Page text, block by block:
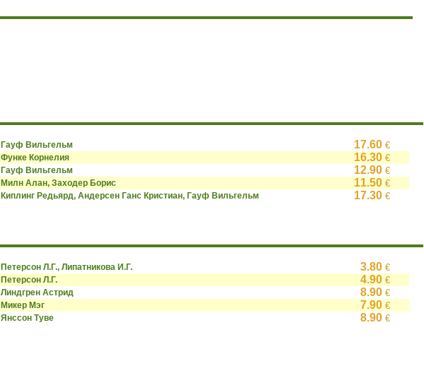
Гауф Вильгельм 17.60 €
Функе Корнелия 16.30 €
Гауф Вильгельм 12.90 €
Милн Алан, Заходер Борис 11.50 €
Киплинг Редьярд, Андерсен Ганс Кристиан, Гауф Вильгельм 17.30 €
Петерсон Л.Г., Липатникова И.Г. 3.80 €
Петерсон Л.Г. 4.90 €
Линдгрен Астрид 8.90 €
Микер Мэг 7.90 €
Янссон Туве 8.90 €